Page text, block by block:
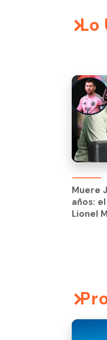
Lo
Muere
años:
Lionel